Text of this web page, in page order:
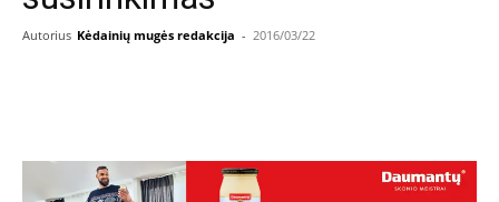
Autorius Kėdainių mugės redakcija - 2016/03/22